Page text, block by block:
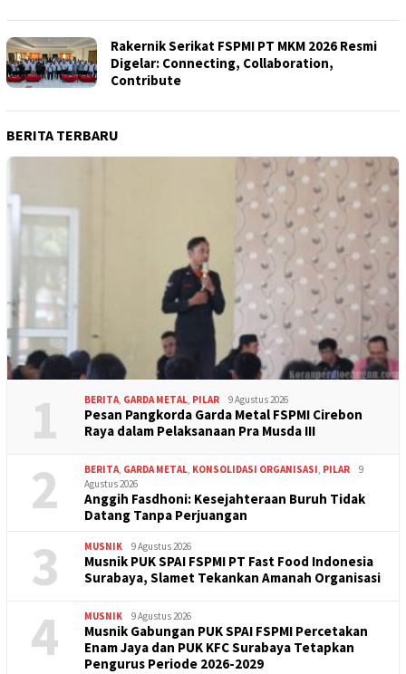
Rakernik Serikat FSPMI PT MKM 2026 Resmi
Digelar: Connecting, Collaboration,
Contribute
BERITA TERBARU
1 BERITA, GARDA METAL, PILAR 9 Agustus 2026
Pesan Pangkorda Garda Metal FSPMI Cirebon
Raya dalam Pelaksanaan Pra Musda III
2 BERITA, GARDA METAL, KONSOLIDASI ORGANISASI, PILAR
9
Agustus 2026
Anggih Fasdhoni: Kesejahteraan Buruh Tidak
Datang Tanpa Perjuangan
3 MUSNIK 9 Agustus 2026
Musnik PUK SPAI FSPMI PT Fast Food Indonesia
Surabaya, Slamet Tekankan Amanah Organisasi
4 MUSNIK 9 Agustus 2026
Musnik Gabungan PUK SPAI FSPMI Percetakan
Enam Jaya dan PUK KFC Surabaya Tetapkan
Pengurus Periode 2026-2029